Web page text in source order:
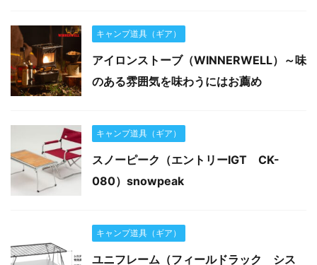
キャンプ道具（ギア）
アイロンストーブ（WINNERWELL）～味
のある雰囲気を味わうにはお薦め
キャンプ道具（ギア）
スノーピーク（エントリーIGT CK-
080）snowpeak
キャンプ道具（ギア）
ユニフレーム（フィールドラック シス